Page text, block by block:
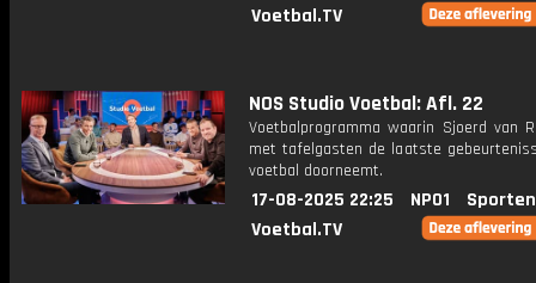
Voetbal.TV
NOS Studio Voetbal: Afl. 22
Voetbalprogramma waarin Sjoerd van
met tafelgasten de laatste
voetbal doorneemt.
17-08-2025 22:25 NPO1
Voetbal.TV